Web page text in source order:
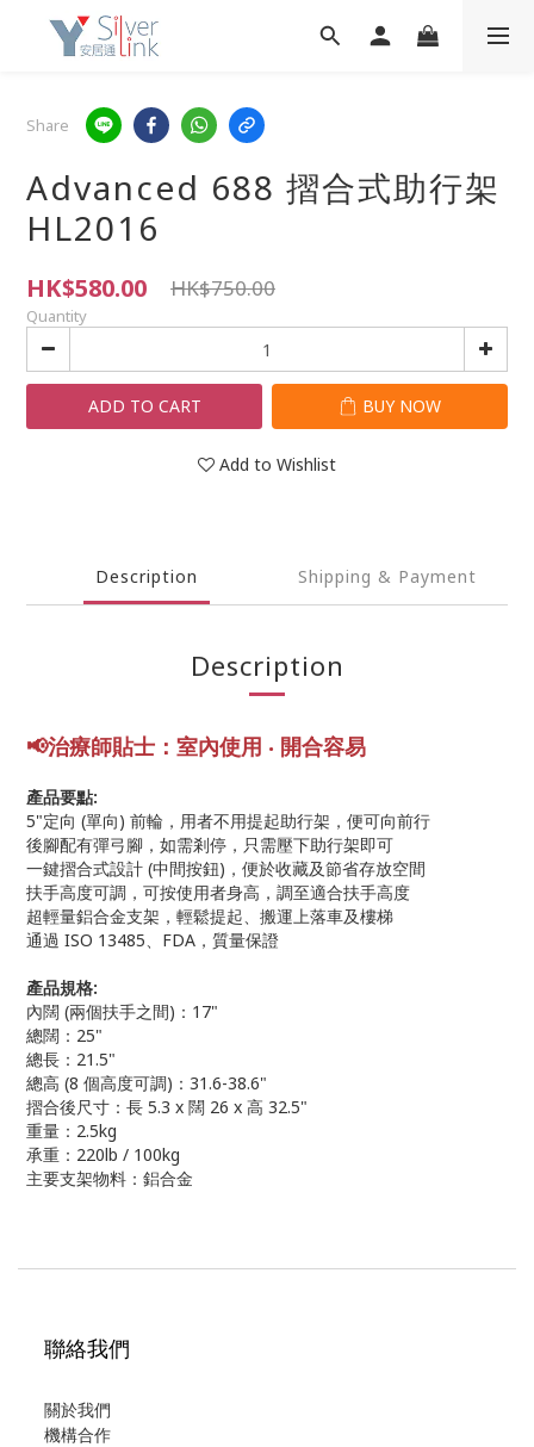
Share
Advanced 688 摺合式助行架
HL2016
HK$580.00 HK$750.00
Quantity
ADD TO CART BUY NOW
Add to Wishlist
Description Shipping & Payment
Description
📢治療師貼士 ：室內使用 ‧ 開合容易
產品要點:
5"定向 (單向) 前輪，用者不用提起助行架，便可向前行
後腳配有彈弓腳，如需剎停，只需壓下助行架即可
一鍵摺合式設計 (中間按鈕)，便於收藏及節省存放空間
扶手高度可調，可按使用者身高，調至適合扶手高度
超輕量鋁合金支架，輕鬆提起、搬運上落車及樓梯
通過 ISO 13485、FDA，質量保證
產品規格:
內闊 (兩個扶手之間)：17"
總闊：25"
總長：21.5"
總高 (8 個高度可調)：31.6-38.6"
摺合後尺寸：長 5.3 x 闊 26 x 高 32.5"
重量：2.5kg
承重：220lb / 100kg
主要支架物料：鋁合金
聯絡我們
關於我們
機構合作